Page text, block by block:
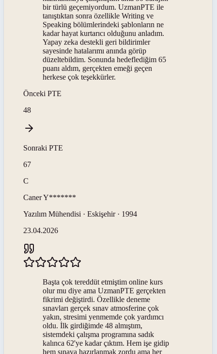
bir türlü geçemiyordum. UzmanPTE ile
tanıştıktan sonra özellikle Writing ve
Speaking bölümlerindeki şablonların ne
kadar hayat kurtarıcı olduğunu anladım.
Yapay zeka destekli geri bildirimler
sayesinde hatalarımı anında görüp
düzeltebildim. Sonunda hedeflediğim 65
puanı aldım, gerçekten emeği geçen
herkese çok teşekkürler.
Önceki PTE
48
Sonraki PTE
67
C
CanerY*******
Yazılım Mühendisi · Eskişehir · 1994
23.04.2026
Başta çok tereddüt etmiştim online kurs
olur mu diye ama UzmanPTE gerçekten
fikrimi değiştirdi. Özellikle deneme
sınavları gerçek sınav atmosferine çok
yakın, stresimi yenmemde çok yardımcı
oldu. İlk girdiğimde 48 almıştım,
sistemdeki çalışma programına sadık
kalınca 62'ye kadar çıktım. Hem işe gidip
hem sınava hazırlanmak zordu ama her